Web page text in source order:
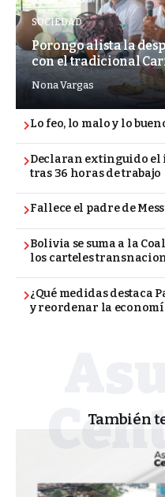
SOCIEDAD
Porongo alista la
con el tradicional
Nona Vargas
Lo feo, lo malo y lo
Declaran extinguido
tras 36 horas de trabajo
Fallece el padre de
Bolivia se suma a la
los carteles
¿Qué medidas destaca
y reordenar la
También